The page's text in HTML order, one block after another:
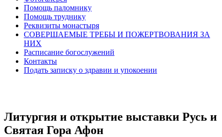
Помощь паломнику
Помощь труднику
Реквизиты монастыря
СОВЕРШАЕМЫЕ ТРЕБЫ И ПОЖЕРТВОВАНИЯ ЗА
НИХ
Расписание богослужений
Контакты
Подать записку о здравии и упокоении
Литургия и открытие выставки Русь и
Святая Гора Афон